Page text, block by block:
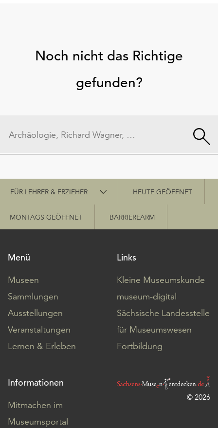
Noch nicht das Richtige
gefunden?
Schnellzugriff
FÜR LEHRER & ERZIEHER HEUTE GEÖFFNET
MONTAGS GEÖFFNET BARRIEREARM
Menü
Museen
Sammlungen
Ausstellungen
Veranstaltungen
Lernen & Erleben
Links
Kleine Museumskunde
museum-digital
Sächsische Landesstelle
für Museumswesen
Fortbildung
Informationen
Mitmachen im
Museumsportal
© 2026